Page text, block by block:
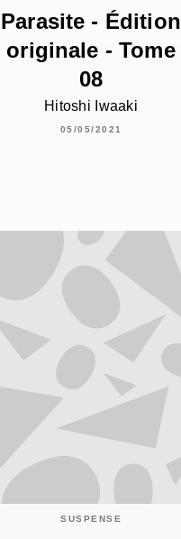
Parasite - Édition
originale - Tome
08
Hitoshi Iwaaki
05/05/2021
SUSPENSE